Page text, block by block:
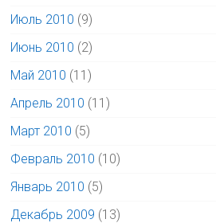
Июль 2010 (9)
Июнь 2010 (2)
Май 2010 (11)
Апрель 2010 (11)
Март 2010 (5)
Февраль 2010 (10)
Январь 2010 (5)
Декабрь 2009 (13)